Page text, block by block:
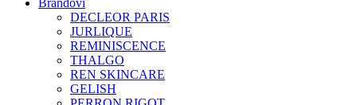
Brandovi
DECLEOR PARIS
JURLIQUE
REMINISCENCE
THALGO
REN SKINCARE
GELISH